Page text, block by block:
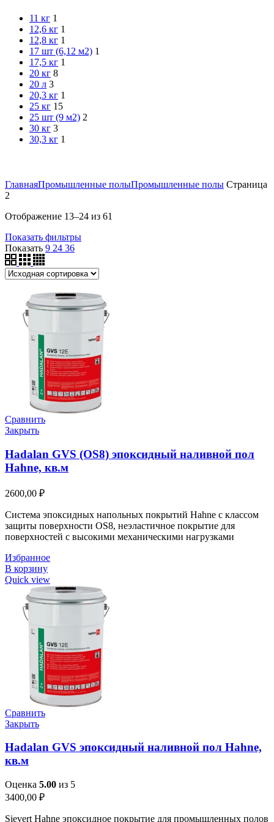
11 кг 1
12,6 кг 1
12,8 кг 1
17 шт (6,12 м2) 1
17,5 кг 1
20 кг 8
20 л 3
20,3 кг 1
25 кг 15
25 шт (9 м2) 2
30 кг 3
30,3 кг 1
ГлавнаяПромышленные полыПромышленные полы Страница
2
Отображение 13–24 из 61
Показать фильтры
Показать 9 24 36
Сравнить
Закрыть
Hadalan GVS (OS8) эпоксидный наливной пол
Hahne, кв.м
2600,00 ₽
Система эпоксидных напольных покрытий Hahne с классом
защиты поверхности OS8, неэластичное покрытие для
поверхностей с высокими механическими нагрузками
Избранное
В корзину
Quick view
Сравнить
Закрыть
Hadalan GVS эпоксидный наливной пол Hahne,
кв.м
Оценка 5.00 из 5
3400,00 ₽
Sievert Hahne эпоксидное покрытие для промышленных полов